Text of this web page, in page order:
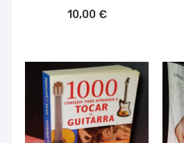
10,00 €